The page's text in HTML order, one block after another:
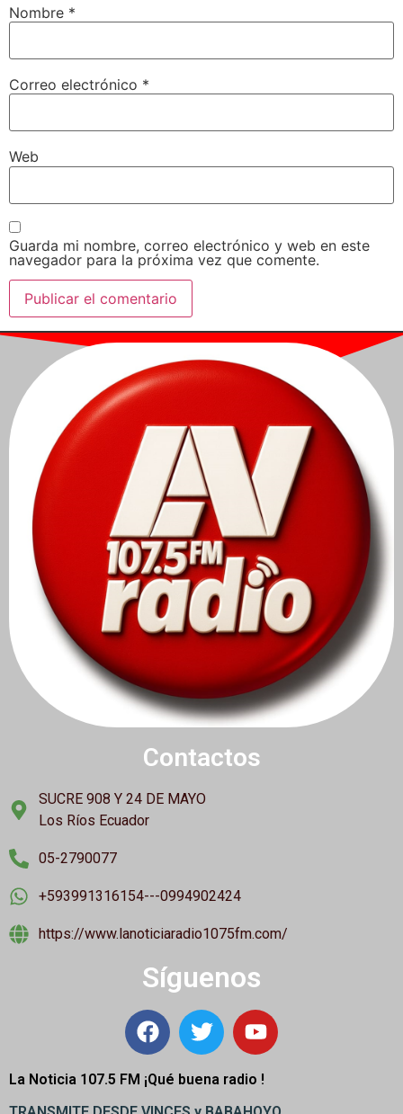
Nombre *
Correo electrónico *
Web
Guarda mi nombre, correo electrónico y web en este
navegador para la próxima vez que comente.
Contactos
SUCRE 908 Y 24 DE MAYO
Los Ríos Ecuador
05-2790077
+593991316154---0994902424
https://www.lanoticiaradio1075fm.com/
Síguenos
La Noticia 107.5 FM ¡Qué buena radio !